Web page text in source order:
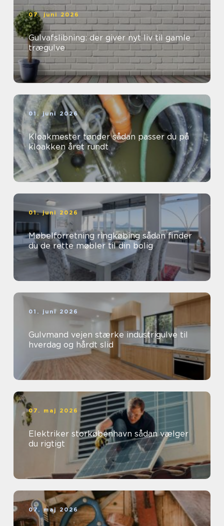
07. juni 2026
Gulvafslibning: der giver nyt liv til gamle
trægulve
01. juni 2026
Kloakmester tønder sådan passer du på
kloakken året rundt
01. juni 2026
Møbelforretning ringkøbing sådan finder
du de rette møbler til din bolig
01. juni 2026
Gulvmand vejen stærke industrigulve til
hverdag og hårdt slid
07. maj 2026
Elektriker storkøbenhavn sådan vælger
du rigtigt
07. maj 2026